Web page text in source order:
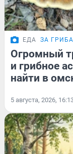
ЕДА ЗА
Огромный
и грибное
найти в
5 августа, 2026,